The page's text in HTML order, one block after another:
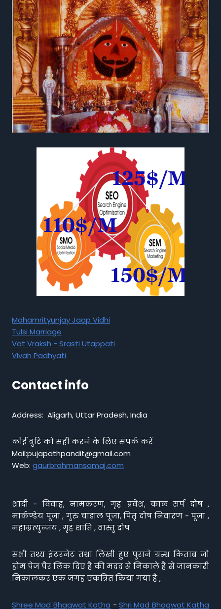
Mahamrityunjay Jaap Vidhi
Tulsi Marriage
Vat Vraksh - Srasti Utappati
Vivah Padhyati
Contact info
Address: Aligarh, Uttar Pradesh, India
कोई त्रुटि को सही करने के लिए संपर्क करें
Mail:pujapathpandit@gmail.com
Web: gaurbrahmansamaj.com
शादी - विवाह, नामकरण, गृह प्रवेश, काल सर्प दोष ,
मार्कण्डेय पूजा , गुरु चांडाल पूजा, पितृ दोष निवारण - पूजा ,
महाम्रत्युन्जय , गृह शांति , वास्तु दोष
सभी तथ्य इंटरनेट तथा लिखी हुए पुराने ग्रन्थ किताब जो
होम पेज पैर लिंक दिए है की मदद से निकाले है से जानकारी
निकालकर एक जगह एकत्रित किया गया है ,
Shree Mad Bhagwat Katha - Shri Mad Bhagwat Katha